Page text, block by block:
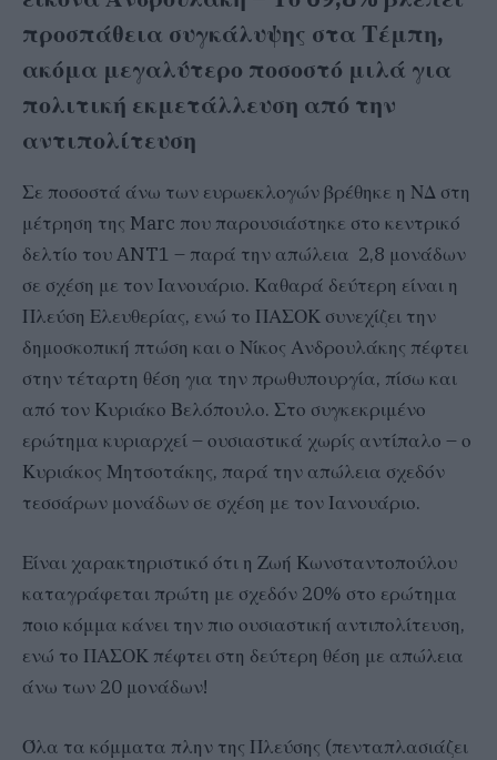
προσπάθεια συγκάλυψης στα Τέμπη,
ακόμα μεγαλύτερο ποσοστό μιλά για
πολιτική εκμετάλλευση από την
αντιπολίτευση
Σε ποσοστά άνω των ευρωεκλογών βρέθηκε η ΝΔ στη
μέτρηση της Marc που παρουσιάστηκε στο κεντρικό
δελτίο του ANT1 – παρά την απώλεια 2,8 μονάδων
σε σχέση με τον Ιανουάριο. Καθαρά δεύτερη είναι η
Πλεύση Ελευθερίας, ενώ το ΠΑΣΟΚ συνεχίζει την
δημοσκοπική πτώση και ο Νίκος Ανδρουλάκης πέφτει
στην τέταρτη θέση για την πρωθυπουργία, πίσω και
από τον Κυριάκο Βελόπουλο. Στο συγκεκριμένο
ερώτημα κυριαρχεί – ουσιαστικά χωρίς αντίπαλο – ο
Κυριάκος Μητσοτάκης, παρά την απώλεια σχεδόν
τεσσάρων μονάδων σε σχέση με τον Ιανουάριο.
Είναι χαρακτηριστικό ότι η Ζωή Κωνσταντοπούλου
καταγράφεται πρώτη με σχεδόν 20% στο ερώτημα
ποιο κόμμα κάνει την πιο ουσιαστική αντιπολίτευση,
ενώ το ΠΑΣΟΚ πέφτει στη δεύτερη θέση με απώλεια
άνω των 20 μονάδων!
Όλα τα κόμματα πλην της Πλεύσης (πενταπλασιάζει